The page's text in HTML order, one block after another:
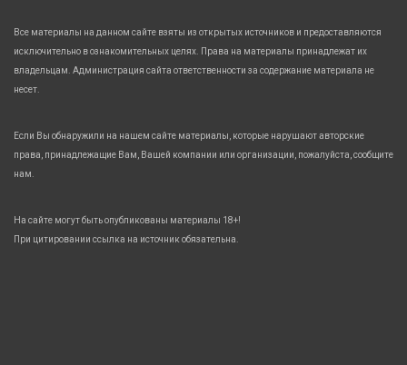
Все материалы на данном сайте взяты из открытых источников и предоставляются
исключительно в ознакомительных целях. Права на материалы принадлежат их
владельцам. Администрация сайта ответственности за содержание материала не
несет.
Если Вы обнаружили на нашем сайте материалы, которые нарушают авторские
права, принадлежащие Вам, Вашей компании или организации, пожалуйста, сообщите
нам.
На сайте могут быть опубликованы материалы 18+!
При цитировании ссылка на источник обязательна.